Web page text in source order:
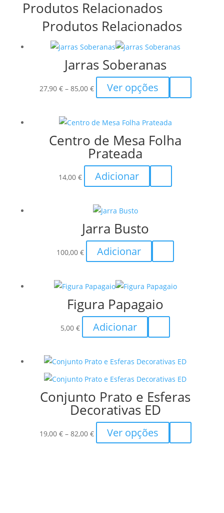
Produtos Relacionados
Produtos Relacionados
Jarras Soberanas
27,90 € – 85,00 €Price
range:
through
85,00 €
Ver opções
product
multiple
variants.
options
be
product
Centro de Mesa Folha
Prateada
14,00€ Adicionar
Jarra Busto
100,00€ Adicionar
Figura Papagaio
5,00€ Adicionar
Conjunto Prato e Esferas
Decorativas ED
19,00 € – 82,00 €Price
range:
Ver opções
product